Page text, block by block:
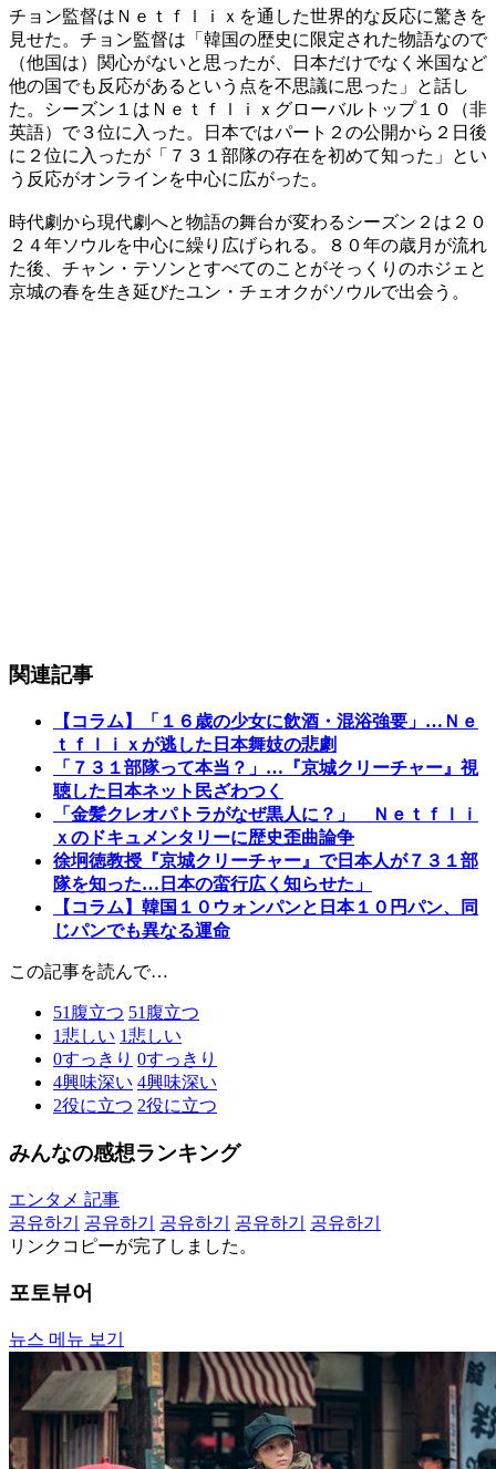
チョン監督はＮｅｔｆｌｉｘを通した世界的な反応に驚きを
見せた。チョン監督は「韓国の歴史に限定された物語なので
（他国は）関心がないと思ったが、日本だけでなく米国など
他の国でも反応があるという点を不思議に思った」と話し
た。シーズン１はＮｅｔｆｌｉｘグローバルトップ１０（非
英語）で３位に入った。日本ではパート２の公開から２日後
に２位に入ったが「７３１部隊の存在を初めて知った」とい
う反応がオンラインを中心に広がった。
時代劇から現代劇へと物語の舞台が変わるシーズン２は２０
２４年ソウルを中心に繰り広げられる。８０年の歳月が流れ
た後、チャン・テソンとすべてのことがそっくりのホジェと
京城の春を生き延びたユン・チェオクがソウルで出会う。
関連記事
【コラム】「１６歳の少女に飲酒・混浴強要」…Ｎｅ
ｔｆｌｉｘが逃した日本舞妓の悲劇
「７３１部隊って本当？」…『京城クリーチャー』視
聴した日本ネット民ざわつく
「金髪クレオパトラがなぜ黒人に？」 Ｎｅｔｆｌｉ
ｘのドキュメンタリーに歴史歪曲論争
徐坰徳教授『京城クリーチャー』で日本人が７３１部
隊を知った…日本の蛮行広く知らせた」
【コラム】韓国１０ウォンパンと日本１０円パン、同
じパンでも異なる運命
この記事を読んで…
51 腹立つ 51 腹立つ
1悲しい 1悲しい
0すっきり 0すっきり
4興味深い 4興味深い
2役に立つ 2役に立つ
みんなの感想ランキング
エンタメ 記事
공유하기
공유하기 공유하기 공유하기
공유하기
リンクコピーが完了しました。
포토뷰어
뉴스 메뉴 보기